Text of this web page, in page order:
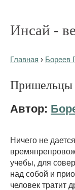
Инсай -
Главная › Бореев
Автор:
Ничего не
учебы, для
над собой и
человек тратит